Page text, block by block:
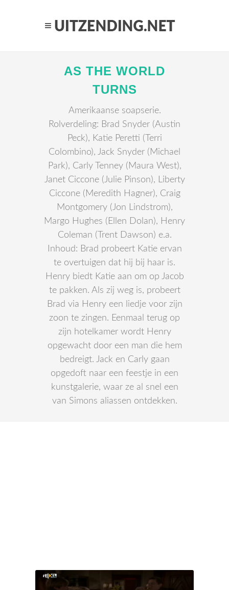
AS THE WORLD
TURNS
Amerikaanse soapserie.
Rolverdeling: Brad Snyder (Austin
Peck), Katie Peretti (Terri
Colombino), Jack Snyder (Michael
Park), Carly Tenney (Maura West),
Janet Ciccone (Julie Pinson), Liberty
Ciccone (Meredith Hagner), Craig
Montgomery (Jon Lindstrom),
Margo Hughes (Ellen Dolan), Henry
Coleman (Trent Dawson) e.a.
Inhoud: Brad probeert Katie ervan
te overtuigen dat hij bij haar is.
Henry biedt Katie aan om op Jacob
te pakken. Als zij weg is, probeert
Brad via Henry een liedje voor zijn
zoon te zingen. Eenmaal terug op
zijn hotelkamer wordt Henry
opgewacht door een man die hem
bedreigt. Jack en Carly gaan
opgedoft naar een feestje in een
kunstgalerie, waar ze al snel een
van Simons aliassen ontdekken.